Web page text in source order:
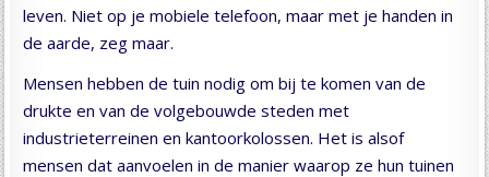
leven. Niet op je mobiele telefoon, maar met je handen in
de aarde, zeg maar.
Mensen hebben de tuin nodig om bij te komen van de
drukte en van de volgebouwde steden met
industrieterreinen en kantoorkolossen. Het is alsof
mensen dat aanvoelen in de manier waarop ze hun tuinen